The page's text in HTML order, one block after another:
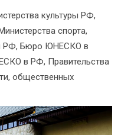
культуры РФ,
спорта,
РФ, Бюро ЮНЕСКО в
в РФ, Правительства
общественных